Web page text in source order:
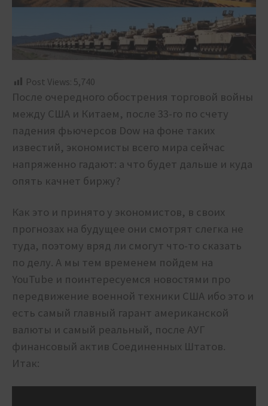
Post Views: 5,740
После очередного обострения торговой войны
между США и Китаем, после 33-го по счету
падения фьючерсов Dow на фоне таких
известий, экономисты всего мира сейчас
напряженно гадают: а что будет дальше и куда
опять качнет биржу?
Как это и принято у экономистов, в своих
прогнозах на будущее они смотрят слегка не
туда, поэтому вряд ли смогут что-то сказать
по делу. А мы тем временем пойдем на
YouTube и поинтересуемся новостями про
передвижение военной техники США ибо это и
есть самый главный гарант американской
валюты и самый реальный, после АУГ
финансовый актив Соединенных Штатов.
Итак: